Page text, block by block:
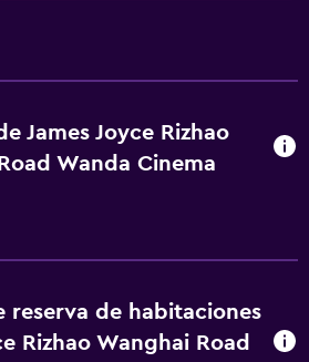
James Joyce Rizhao
Wanda Cinema
reserva de habitaciones
Rizhao Wanghai Road